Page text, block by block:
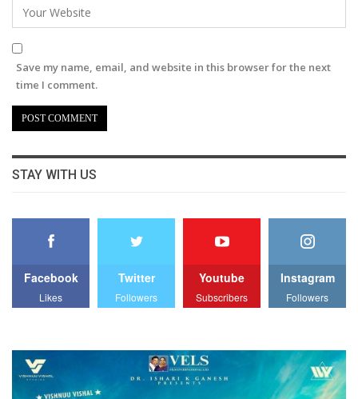
Save my name, email, and website in this browser for the next
time I comment.
STAY WITH US
Facebook
Likes
Twitter
Followers
Youtube
Subscribers
Instagram
Followers